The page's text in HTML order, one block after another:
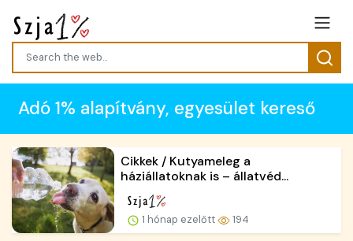
Adó 1% alapítvány, egyesület kereső
Cikkek / Kutyameleg a
háziállatoknak is – állatvéd...
1 hónap ezelőtt 194